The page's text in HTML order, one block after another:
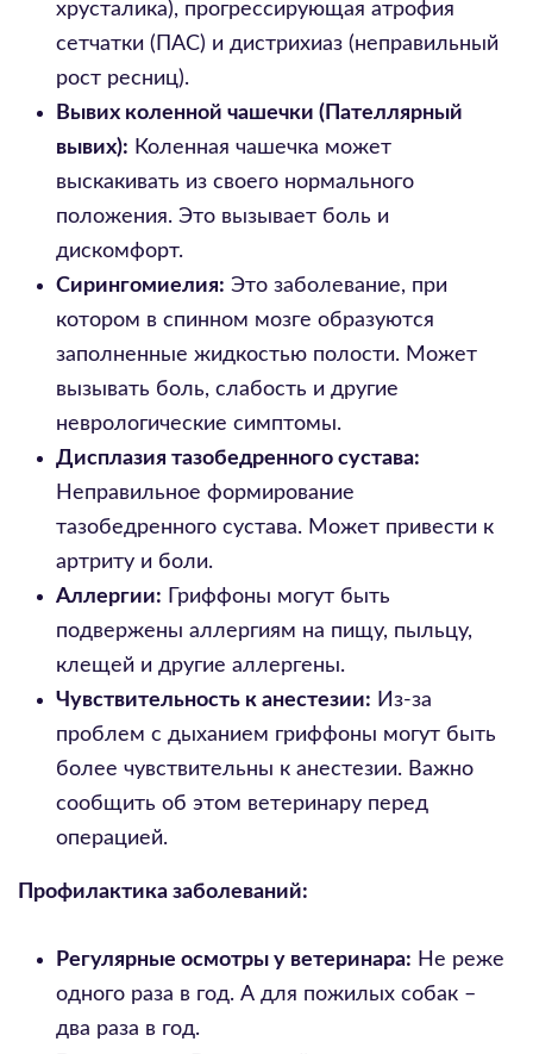
хрусталика), прогрессирующая атрофия
сетчатки (ПАС) и дистрихиаз (неправильный
рост ресниц).
Вывих коленной чашечки (Пателлярный
вывих): Коленная чашечка может
выскакивать из своего нормального
положения. Это вызывает боль и
дискомфорт.
Сирингомиелия: Это заболевание, при
котором в спинном мозге образуются
заполненные жидкостью полости. Может
вызывать боль, слабость и другие
неврологические симптомы.
Дисплазия тазобедренного сустава:
Неправильное формирование
тазобедренного сустава. Может привести к
артриту и боли.
Аллергии: Гриффоны могут быть
подвержены аллергиям на пищу, пыльцу,
клещей и другие аллергены.
Чувствительность к анестезии: Из-за
проблем с дыханием гриффоны могут быть
более чувствительны к анестезии. Важно
сообщить об этом ветеринару перед
операцией.
Профилактика заболеваний:
Регулярные осмотры у ветеринара: Не реже
одного раза в год. А для пожилых собак –
два раза в год.